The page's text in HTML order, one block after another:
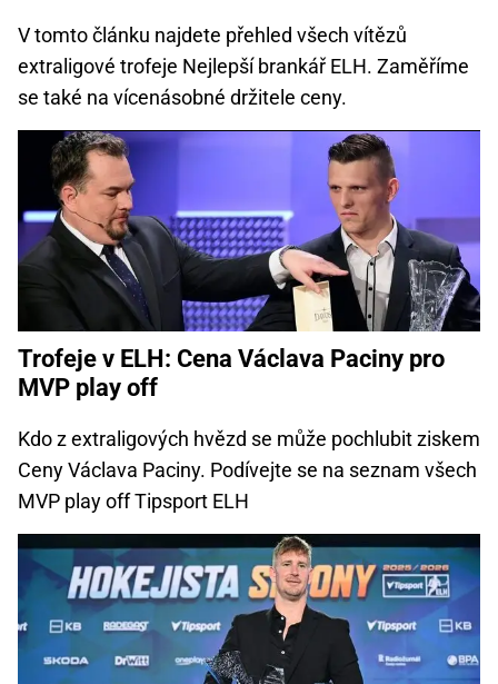
V tomto článku najdete přehled všech vítězů
extraligové trofeje Nejlepší brankář ELH. Zaměříme
se také na vícenásobné držitele ceny.
Trofeje v ELH: Cena Václava Paciny pro
MVP play off
Kdo z extraligových hvězd se může pochlubit ziskem
Ceny Václava Paciny. Podívejte se na seznam všech
MVP play off Tipsport ELH